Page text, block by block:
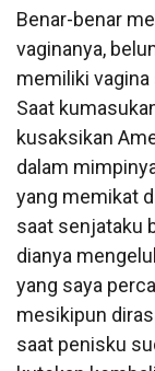
Benar-benar
vaginanya,
memiliki vagina
Saat
kusaksikan
dalam
yang memikat
saat senjataku
dianya
yang saya
mesikipun
saat penisku